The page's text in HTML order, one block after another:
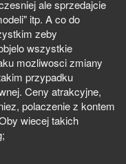
ale sprzedajcie
itp. A co do
zeby
wszystkie
mozliwosci zmiany
przypadku
Ceny atrakcyjne,
polaczenie z kontem
wiecej takich